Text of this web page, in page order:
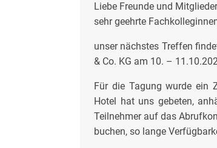
Liebe Freunde und
sehr geehrte
unser nächstes Treffen
& Co. KG am 10. –
Für die Tagung wurde ein
Hotel hat uns gebeten,
Teilnehmer auf das
buchen, so lange